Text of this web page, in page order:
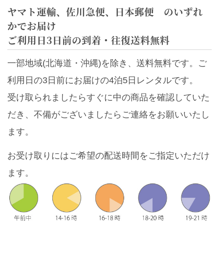
ヤマト運輸、佐川急便、日本郵便 のいずれ
かでお届け
ご利用日3日前の到着・往復送料無料
一部地域(北海道・沖縄)を除き、送料無料です。ご
利用日の3日前にお届けの4泊5日レンタルです。
受け取られましたらすぐに中の商品を確認していた
だき、不備がございましたらご連絡をお願いいたし
ます。
お受け取りにはご希望の配送時間をご指定いただけ
ます。